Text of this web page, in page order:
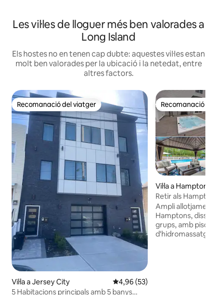
Les vil·les de lloguer més ben valorades a
Long Island
Els hostes no en tenen cap dubte: aquestes vil·les estan
molt ben valorades per la ubicació i la netedat, entre
altres factors.
Recomanació del viatger
Recomanació del viatger
Vil·la a Jersey City 4,96 de puntuació mitjana d'un
4,96 (53)
5 Habitacions principals amb 5 banys
Recomanació
Recomanació
Vil·la a Hampton
Retir als
d'hidromassatge,
10 persones
Ampli allotjament
Hamptons,
grups, amb
d'hidromassatge